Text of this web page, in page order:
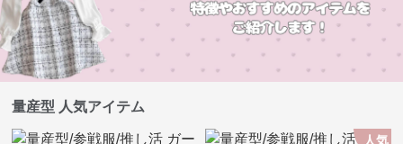
量産型 人気アイテム
人気